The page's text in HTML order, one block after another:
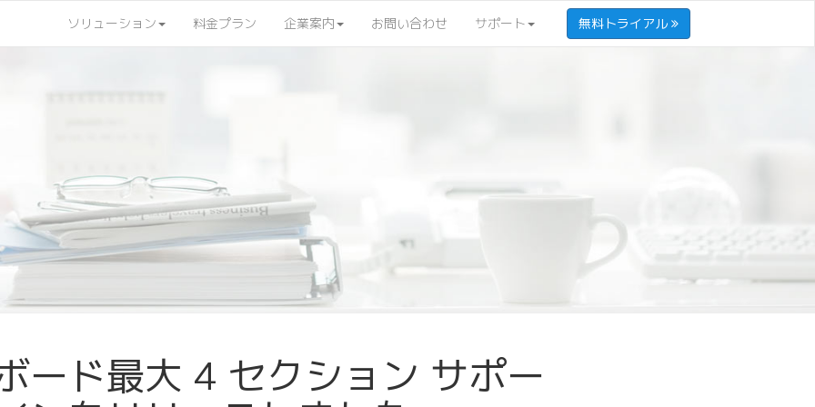
ソリューション 料金プラン 企業案内 お問い合わせ サポート 無料トライアル
ード最大 4 セクション サポー